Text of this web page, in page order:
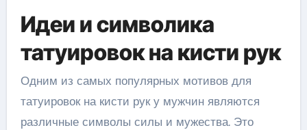
Идеи и символика
татуировок на кисти рук
Одним из самых популярных мотивов для
татуировок на кисти рук у мужчин являются
различные символы силы и мужества. Это